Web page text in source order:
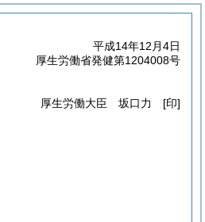
平成14年12月4日
厚生労働省発健第1204008号
厚生労働大臣 坂口力 [印]